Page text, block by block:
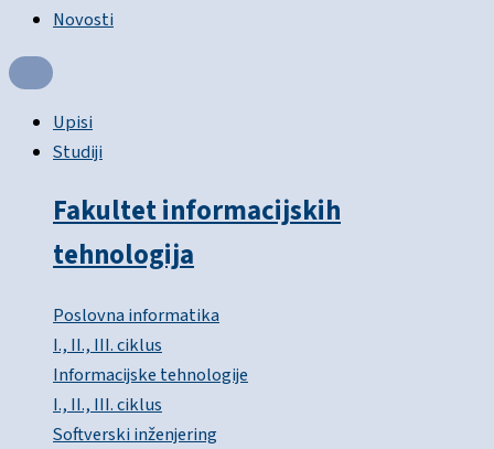
Novosti
Upisi
Studiji
Fakultet informacijskih
tehnologija
Poslovna informatika
I., II., III. ciklus
Informacijske tehnologije
I., II., III. ciklus
Softverski inženjering